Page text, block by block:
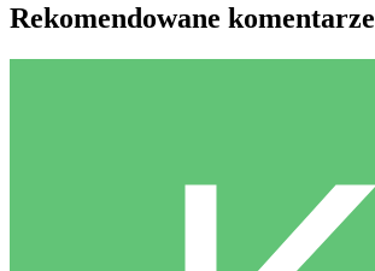
Rekomendowane komentarze